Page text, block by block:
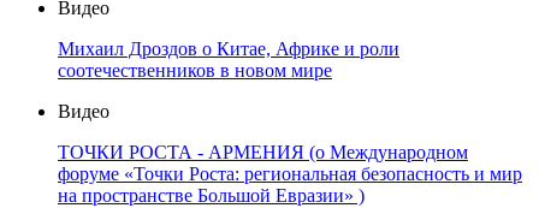
Видео
Михаил Дроздов о Китае, Африке и роли
соотечественников в новом мире
Видео
ТОЧКИ РОСТА - АРМЕНИЯ (о Международном
форуме «Точки Роста: региональная безопасность и мир
на пространстве Большой Евразии» )